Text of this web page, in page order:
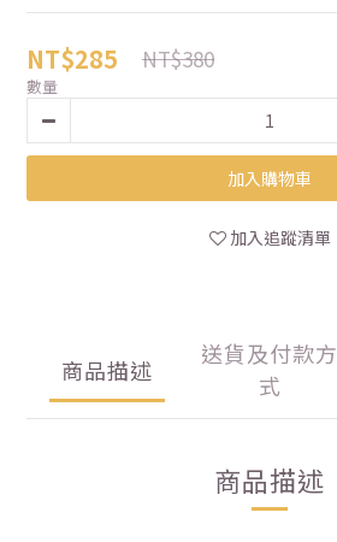
NT$285 NT$380
數量
加入購物車
加入追蹤清單
商品描述
送貨及付款方
式
商品描述